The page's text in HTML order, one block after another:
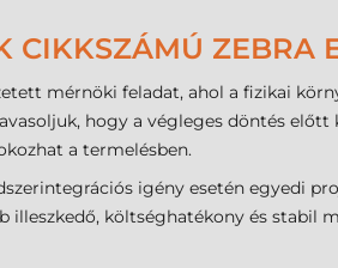
CIKKSZÁMÚ ZEBRA
mérnöki feladat, ahol a fizikai
hogy a végleges döntés
a termelésben.
igény esetén egyedi
költséghatékony és stabil